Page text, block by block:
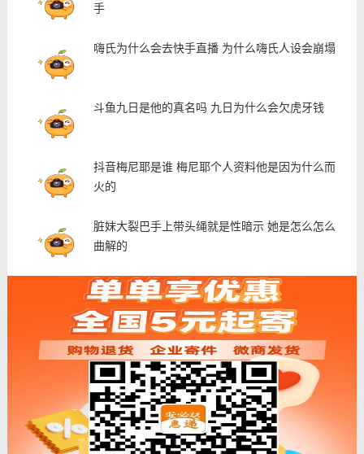
手
嗨氏为什么会去快手直播 为什么嗨氏人设会崩塌
斗鱼九日是他的真名吗 九日为什么会欠虎牙钱
抖音梅尼耶是谁 梅尼耶个人资料他是因为什么而
火的
脏妹大裂巴手上带头绳就是性暗示 她是怎么怎么
曲解的